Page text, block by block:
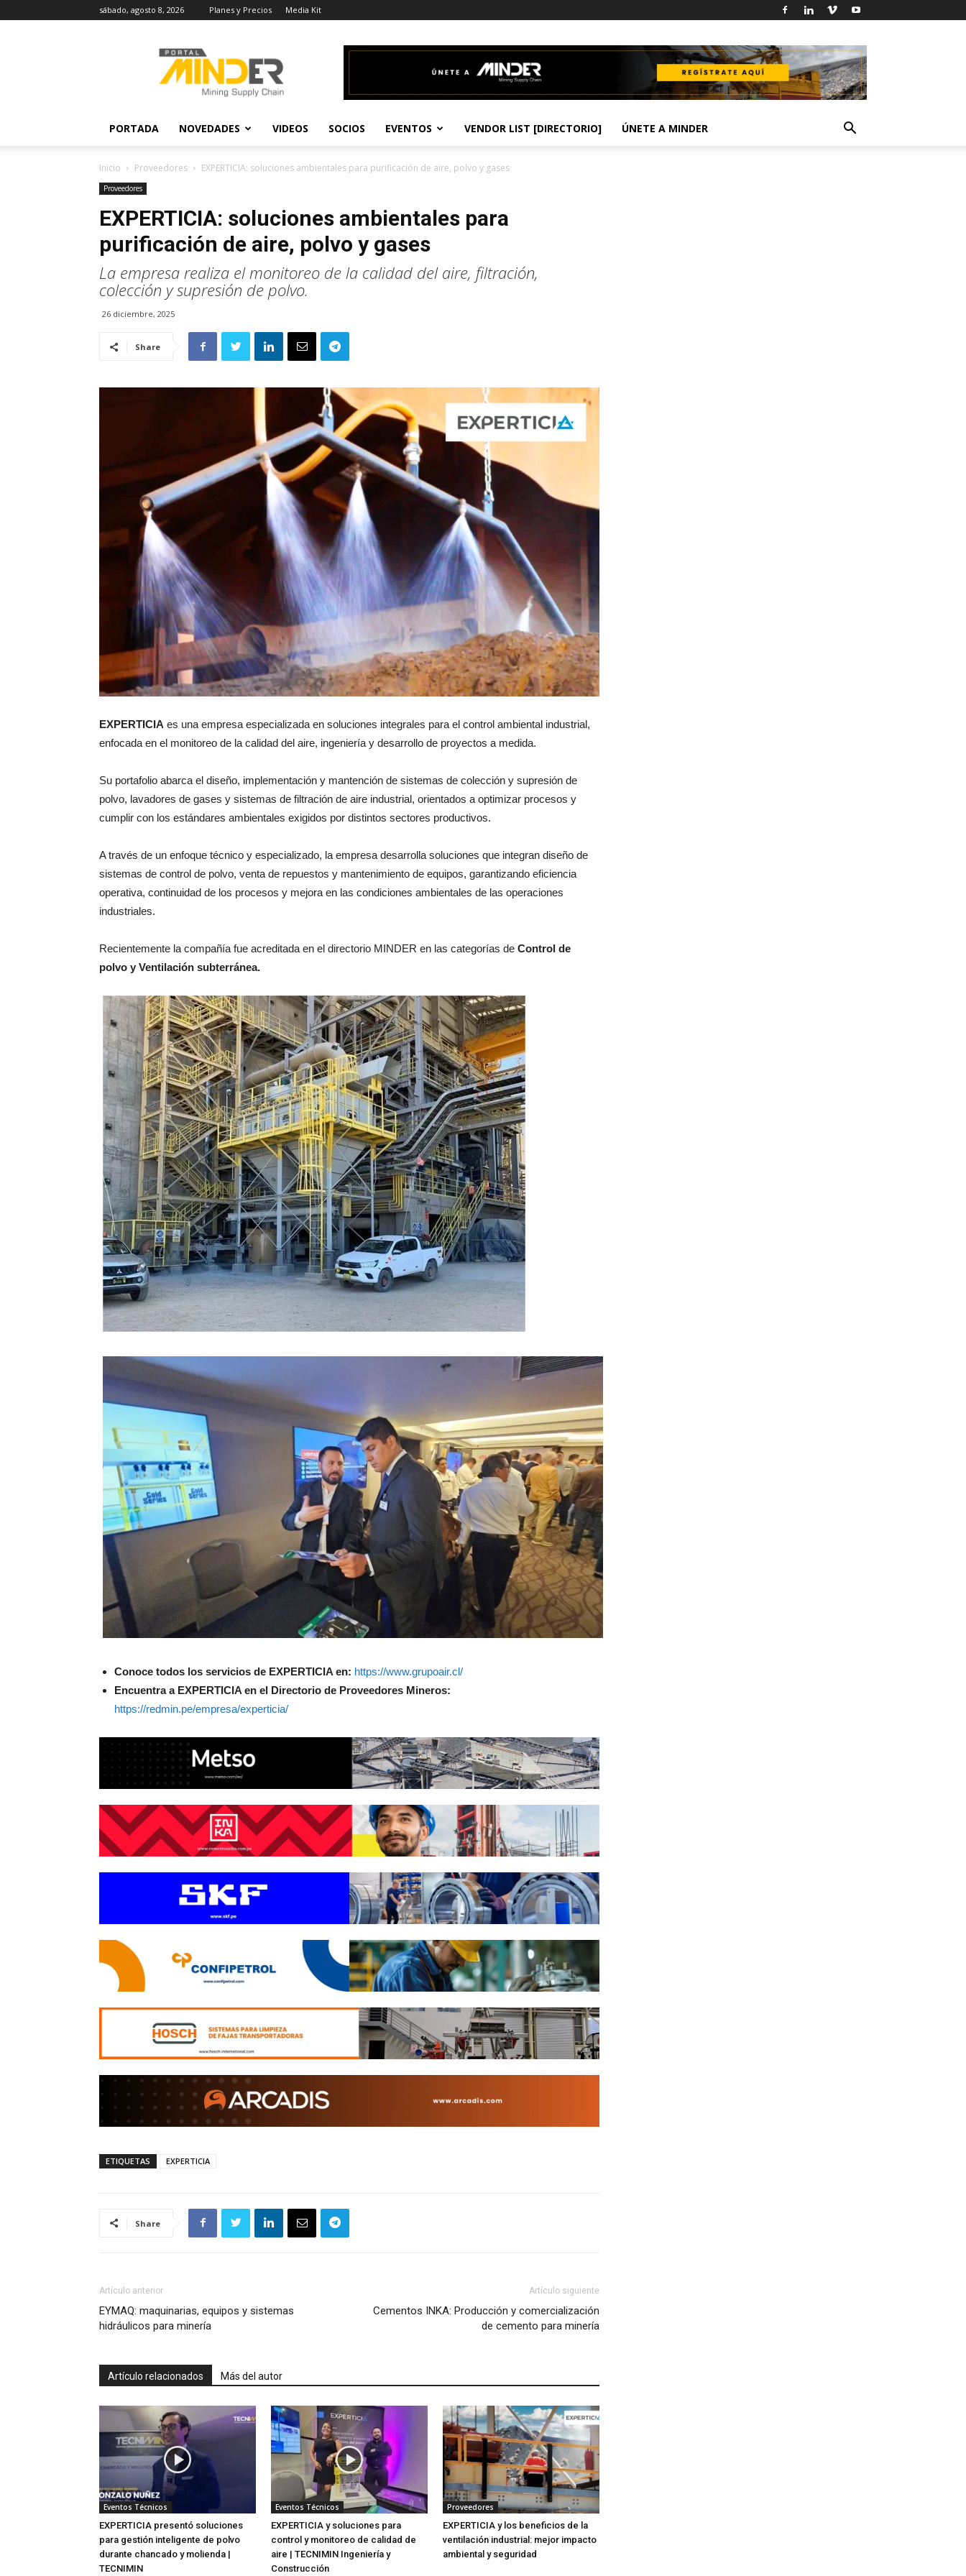
sábado, agosto 8, 2026 Planes y Precios Media Kit
Actualidad
Minera
PORTADA NOVEDADES VIDEOS SOCIOS EVENTOS VENDOR LIST [DIRECTORIO] ÚNETE A MINDER
Inicio Proveedores EXPERTICIA: soluciones ambientales para purificación de aire, polvo y gases
Proveedores
EXPERTICIA: soluciones ambientales para
purificación de aire, polvo y gases
La empresa realiza el monitoreo de la calidad del aire, filtración,
colección y supresión de polvo.
26 diciembre, 2025
Share
EXPERTICIA es una empresa especializada en soluciones integrales para el control ambiental industrial,
enfocada en el monitoreo de la calidad del aire, ingeniería y desarrollo de proyectos a medida.
Su portafolio abarca el diseño, implementación y mantención de sistemas de colección y supresión de
polvo, lavadores de gases y sistemas de filtración de aire industrial, orientados a optimizar procesos y
cumplir con los estándares ambientales exigidos por distintos sectores productivos.
A través de un enfoque técnico y especializado, la empresa desarrolla soluciones que integran diseño de
sistemas de control de polvo, venta de repuestos y mantenimiento de equipos, garantizando eficiencia
operativa, continuidad de los procesos y mejora en las condiciones ambientales de las operaciones
industriales.
Recientemente la compañía fue acreditada en el directorio MINDER en las categorías de Control de
polvo y Ventilación subterránea.
Conoce todos los servicios de EXPERTICIA en: https://www.grupoair.cl/
Encuentra a EXPERTICIA en el Directorio de Proveedores Mineros:
https://redmin.pe/empresa/experticia/
ETIQUETAS EXPERTICIA
Share
Artículo anterior
EYMAQ: maquinarias, equipos y sistemas
hidráulicos para minería
Artículo siguiente
Cementos INKA: Producción y comercialización
de cemento para minería
Artículo relacionados Más del autor
Eventos Técnicos
EXPERTICIA presentó soluciones
para gestión inteligente de polvo
durante chancado y molienda |
TECNIMIN
Eventos Técnicos
EXPERTICIA y soluciones para
control y monitoreo de calidad de
aire | TECNIMIN Ingeniería y
Construcción
Proveedores
EXPERTICIA y los beneficios de la
ventilación industrial: mejor impacto
ambiental y seguridad